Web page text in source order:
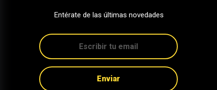
Entérate de las últimas novedades
Enviar